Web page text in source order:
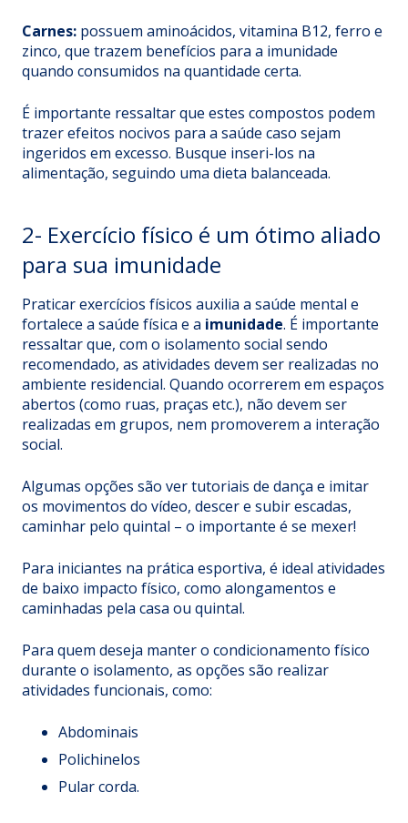
Carnes: possuem aminoácidos, vitamina B12, ferro e
zinco, que trazem benefícios para a imunidade
quando consumidos na quantidade certa.
É importante ressaltar que estes compostos podem
trazer efeitos nocivos para a saúde caso sejam
ingeridos em excesso. Busque inseri-los na
alimentação, seguindo uma dieta balanceada.
2- Exercício físico é um ótimo aliado
para sua imunidade
Praticar exercícios físicos auxilia a saúde mental e
fortalece a saúde física e a imunidade. É importante
ressaltar que, com o isolamento social sendo
recomendado, as atividades devem ser realizadas no
ambiente residencial. Quando ocorrerem em espaços
abertos (como ruas, praças etc.), não devem ser
realizadas em grupos, nem promoverem a interação
social.
Algumas opções são vertutoriais de dança e imitar
os movimentos do vídeo, descer e subir escadas,
caminhar pelo quintal – o importante é se mexer!
Para iniciantes na prática esportiva, é ideal atividades
de baixo impacto físico, como alongamentos e
caminhadas pela casa ou quintal.
Para quem deseja manter o condicionamento físico
durante o isolamento, as opções são realizar
atividades funcionais, como:
Abdominais
Polichinelos
Pular corda.